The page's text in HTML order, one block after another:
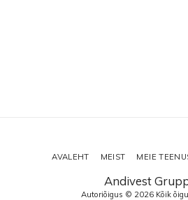
Andivest
Autoriõigus © 2026 Kõik
AVALEHT MEIST MEIE